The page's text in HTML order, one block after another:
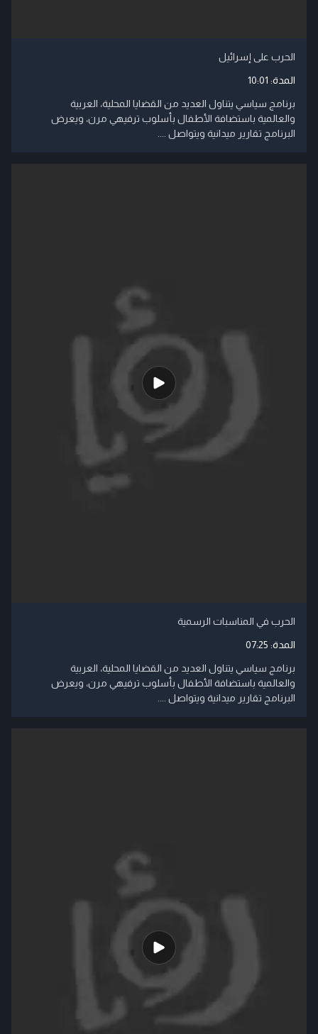
الحرب على إسرائيل
المدة: 10:01
برنامج سياسي يتناول العديد من القضايا المحلية، العربية
والعالمية باستضافة الأطفال بأسلوب ترفيهي مرن، ويعرض
البرنامج تقارير ميدانية ويتواصل ....
الحرب في المناسبات الرسمية
المدة: 07:25
برنامج سياسي يتناول العديد من القضايا المحلية، العربية
والعالمية باستضافة الأطفال بأسلوب ترفيهي مرن، ويعرض
البرنامج تقارير ميدانية ويتواصل ....